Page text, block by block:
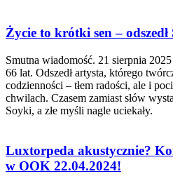
Życie to krótki sen – odszedł
Smutna wiadomość. 21 sierpnia 2025
66 lat. Odszedł artysta, którego
codzienności – tłem radości, ale i
chwilach. Czasem zamiast słów
Soyki, a złe myśli nagle uciekały.
Luxtorpeda akustycznie?
w OOK 22.04.2024!